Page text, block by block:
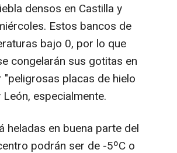
densos en Castilla y
Estos bancos de
bajo 0, por lo que
congelarán sus gotitas en
placas de hielo
especialmente.
en buena parte del
podrán ser de -5ºC o